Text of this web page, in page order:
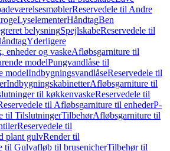
Reservedele til Andre
LyselementerHåndtagBen
belysningSpejlskabeReservedele til
Yderligere
enheder og vaskeAfløbsgarniture til
modelPungvandlåse til
modelIndbygningsvandlåseReservedele til
IndbygningskabinetterAfløbsgarniture til
til køkkenvaskeReservedele til
til Afløbsgarniture til enhederP-
til TilslutningerTilbehørAfløbsgarniture til
Reservedele til
plant gulvRender til
til Gulvafløb til brusenicherTilbehør til